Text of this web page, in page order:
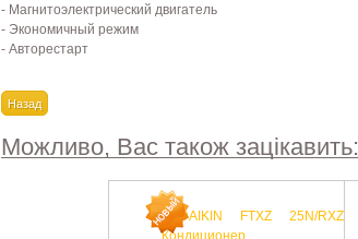
- Магнитоэлектрический двигатель
- Экономичный режим
- Авторестарт
Можливо, Вас також зацікавить: